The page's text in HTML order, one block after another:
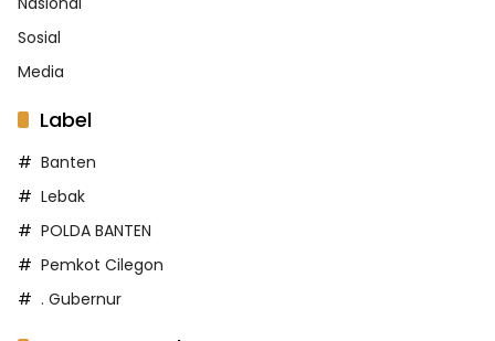
Sosial
Media
Label
Banten
Lebak
POLDA BANTEN
Pemkot Cilegon
. Gubernur